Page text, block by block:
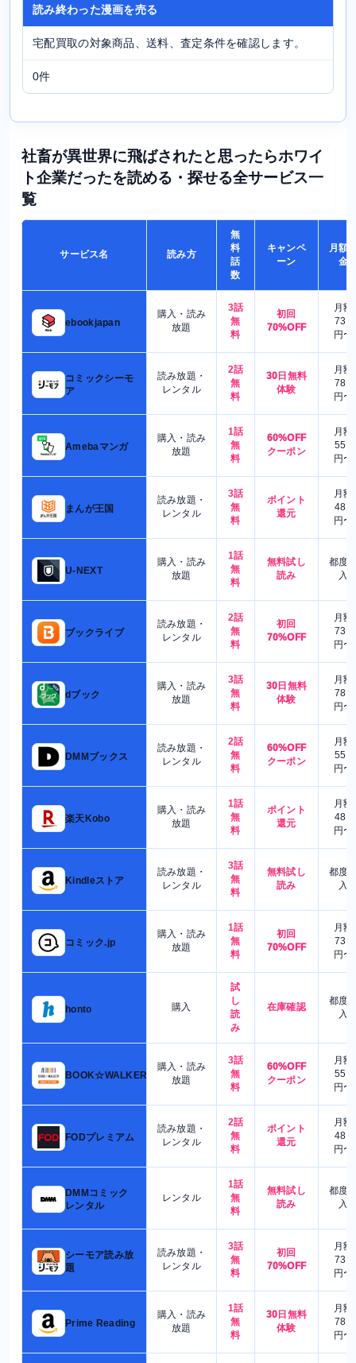
読み終わった漫画を売る
宅配買取の対象商品、送料、査定条件を確認します。
0件
社畜が異世界に飛ばされたと思ったらホワイ
ト企業だったを読める・探せる全サービス一
覧
サービス名 読み方
無
料
話
数
キャンペ
ーン
月額
金
ebookjapan
購入・読み
放題
3話
無
料
初回
70%OFF
月額
730
円〜
コミックシーモ
ア
読み放題・
レンタル
2話
無
料
30日無料
体験
月額
780
円〜
Amebaマンガ
購入・読み
放題
1話
無
料
60%OFF
クーポン
月額
550
円〜
まんが王国
読み放題・
レンタル
3話
無
料
ポイント
還元
月額
480
円〜
U-NEXT
購入・読み
放題
1話
無
料
無料試し
読み
都度
入
ブックライブ
読み放題・
レンタル
2話
無
料
初回
70%OFF
月額
730
円〜
dブック
購入・読み
放題
3話
無
料
30日無料
体験
月額
780
円〜
DMMブックス
読み放題・
レンタル
2話
無
料
60%OFF
クーポン
月額
550
円〜
楽天Kobo
購入・読み
放題
1話
無
料
ポイント
還元
月額
480
円〜
Kindleストア
読み放題・
レンタル
3話
無
料
無料試し
読み
都度
入
コミック.jp
購入・読み
放題
1話
無
料
初回
70%OFF
月額
730
円〜
honto 購入
試
し
読
み
在庫確認
都度
入
BOOK☆WALKER
購入・読み
放題
3話
無
料
60%OFF
クーポン
月額
550
円〜
FODプレミアム
読み放題・
レンタル
2話
無
料
ポイント
還元
月額
480
円〜
DMMコミック
レンタル
レンタル
1話
無
料
無料試し
読み
都度
入
シーモア読み放
題
読み放題・
レンタル
3話
無
料
初回
70%OFF
月額
730
円〜
Prime Reading
購入・読み
放題
1話
無
料
30日無料
体験
月額
780
円〜